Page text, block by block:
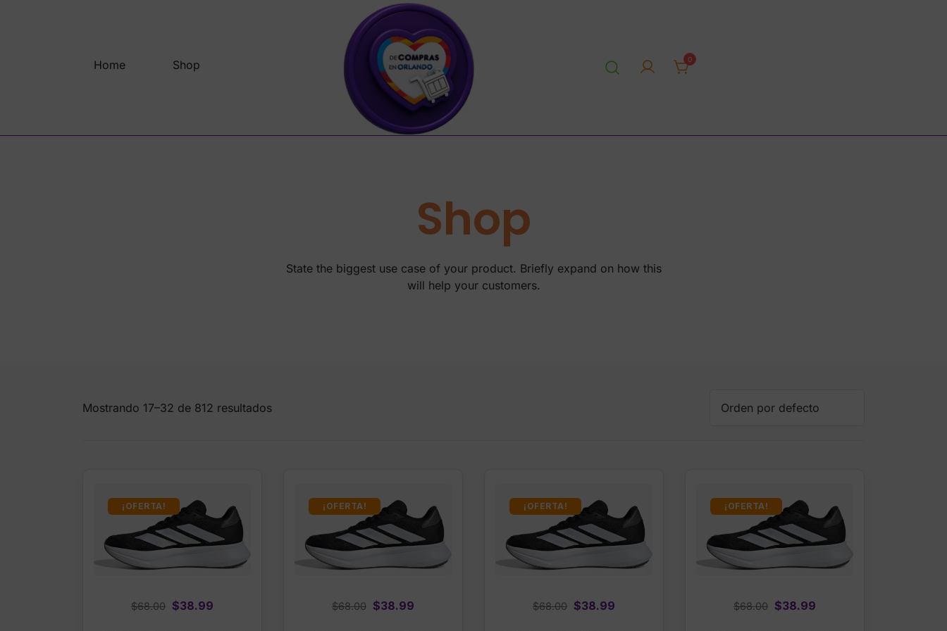
Home
Shop 0
Shop
State the biggest use case of your product. Briefly expand on how this
will help your customers.
Mostrando 17–32 de 812 resultados
¡OFERTA!
$68.00 Original
$38.99
¡OFERTA!
$68.00 Original
$38.99
¡OFERTA!
$68.00 Original
$38.99
¡OFERTA!
$68.00 Original
$38.99